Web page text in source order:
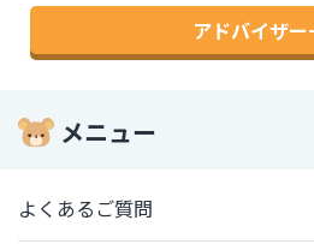
アドバイザ
メニュー
よくあるご質問